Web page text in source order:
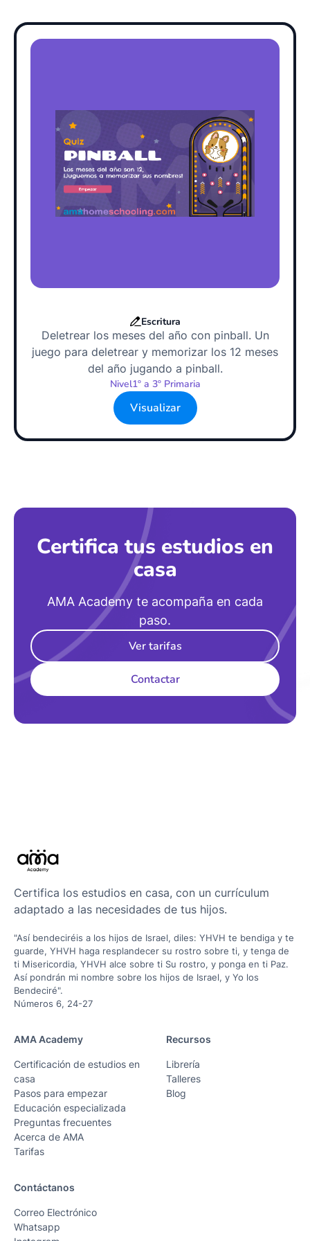
Escritura
Deletrear los meses del año con pinball. Un
juego para deletrear y memorizar los 12 meses
del año jugando a pinball.
Nivel1º a 3º Primaria
Visualizar
Certifica tus estudios en
casa
AMA Academy te acompaña en cada
paso.
Ver tarifas
Contactar
Certifica los estudios en casa, con un currículum
adaptado a las necesidades de tus hijos.
"Así bendeciréis a los hijos de Israel, diles: YHVH te bendiga y te
guarde, YHVH haga resplandecer su rostro sobre ti, y tenga de
ti Misericordia, YHVH alce sobre ti Su rostro, y ponga en ti Paz.
Así pondrán mi nombre sobre los hijos de Israel, y Yo los
Bendeciré".
Números 6, 24-27
AMA Academy
Certificación de estudios en
casa
Pasos para empezar
Educación especializada
Preguntas frecuentes
Acerca de AMA
Tarifas
Recursos
Librería
Talleres
Blog
Contáctanos
Correo Electrónico
Whatsapp